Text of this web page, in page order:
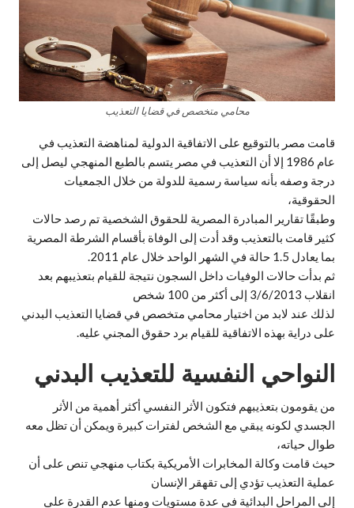
محامي متخصص في قضايا التعذيب
قامت مصر بالتوقيع على الاتفاقية الدولية لمناهضة التعذيب في
عام 1986 إلا أن التعذيب في مصر يتسم بالطبع المنهجي ليصل إلى
درجة وصفه بأنه سياسة رسمية للدولة من خلال الجمعيات
الحقوقية،
وطبقًا تقارير المبادرة المصرية للحقوق الشخصية تم رصد حالات
كثير قامت بالتعذيب وقد أدت إلى الوفاة بأقسام الشرطة المصرية
بما يعادل 1.5 حالة في الشهر الواحد خلال عام 2011.
ثم بدأت حالات الوفيات داخل السجون نتيجة للقيام بتعذيبهم بعد
انقلاب 3/6/2013 إلى أكثر من 100 شخص
لذلك عند لابد من اختيار محامي متخصص في قضايا التعذيب البدني
على دراية بهذه الاتفاقية للقيام برد حقوق المجني عليه.
النواحي النفسية للتعذيب البدني
من يقومون بتعذيبهم فتكون الأثر النفسي أكثر أهمية من الأثر
الجسدي لكونه يبقي مع الشخص لفترات كبيرة ويمكن أن تظل معه
طوال حياته،
حيث قامت وكالة المخابرات الأمريكية بكتاب منهجي تنص على أن
عملية التعذيب تؤدي إلى تقهقر الإنسان
إلى المراحل البدائية في عدة مستويات ومنها عدم القدرة على